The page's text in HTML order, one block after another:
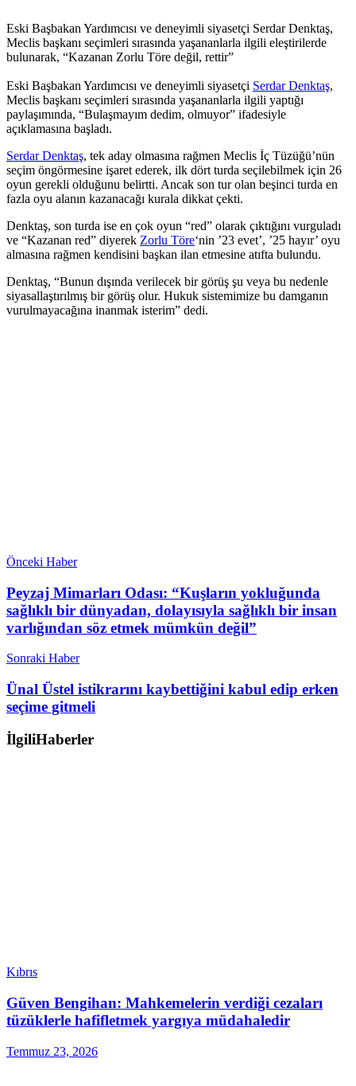
Eski Başbakan Yardımcısı ve deneyimli siyasetçi Serdar Denktaş,
Meclis başkanı seçimleri sırasında yaşananlarla ilgili eleştirilerde
bulunarak, “Kazanan Zorlu Töre değil, rettir”
Eski Başbakan Yardımcısı ve deneyimli siyasetçi Serdar Denktaş,
Meclis başkanı seçimleri sırasında yaşananlarla ilgili yaptığı
paylaşımında, “Bulaşmayım dedim, olmuyor” ifadesiyle
açıklamasına başladı.
Serdar Denktaş, tek aday olmasına rağmen Meclis İç Tüzüğü’nün
seçim öngörmesine işaret ederek, ilk dört turda seçilebilmek için 26
oyun gerekli olduğunu belirtti. Ancak son tur olan beşinci turda en
fazla oyu alanın kazanacağı kurala dikkat çekti.
Denktaş, son turda ise en çok oyun “red” olarak çıktığını vurguladı
ve “Kazanan red” diyerek Zorlu Töre‘nin ’23 evet’, ’25 hayır’ oyu
almasına rağmen kendisini başkan ilan etmesine atıfta bulundu.
Denktaş, “Bunun dışında verilecek bir görüş şu veya bu nedenle
siyasallaştırılmış bir görüş olur. Hukuk sistemimize bu damganın
vurulmayacağına inanmak isterim” dedi.
Önceki Haber
Peyzaj Mimarları Odası: “Kuşların yokluğunda
sağlıklı bir dünyadan, dolayısıyla sağlıklı bir insan
varlığından söz etmek mümkün değil”
Sonraki Haber
Ünal Üstel istikrarını kaybettiğini kabul edip erken
seçime gitmeli
İlgiliHaberler
Kıbrıs
Güven Bengihan: Mahkemelerin verdiği cezaları
tüzüklerle hafifletmek yargıya müdahaledir
Temmuz 23, 2026